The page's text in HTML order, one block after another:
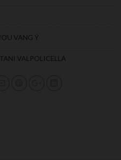
VANG Ý
VALPOLICELLA